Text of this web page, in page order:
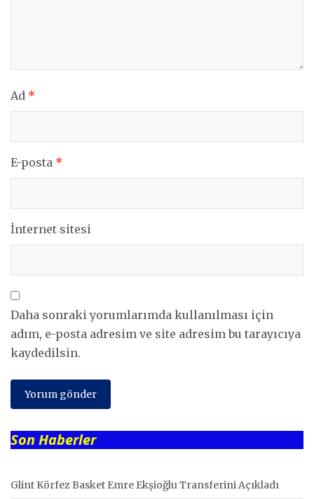
Ad *
E-posta *
İnternet sitesi
Daha sonraki yorumlarımda kullanılması için
adım, e-posta adresim ve site adresim bu tarayıcıya
kaydedilsin.
Son Haberler
Glint Körfez Basket Emre Ekşioğlu Transferini Açıkladı